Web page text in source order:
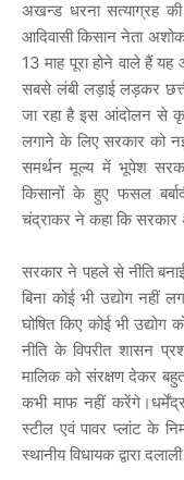
अखन्ड धरना सत्याग्रह
आदिवासी किसान नेता
13 माह पूरा होने वाले हैं
सबसे लंबी लड़ाई लड़कर
जा रहा है इस आंदोलन से
लगाने के लिए सरकार को नई
समर्थन मूल्य में भूपेश
किसानों के हुए फसल
चंद्राकर ने कहा कि सरकार
सरकार ने पहले से नीति
बिना कोई भी उद्योग नहीं
घोषित किए कोई भी उद्योग
नीति के विपरीत शासन
मालिक को संरक्षण देकर
कभी माफ नहीं
स्टील एवं पावर प्लांट के
स्थानीय विधायक द्वारा